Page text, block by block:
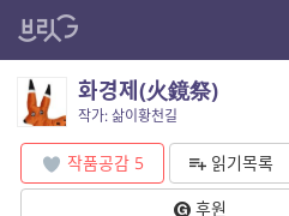
화경제(火鏡祭)
작가: 삶이황천길
작품공감 5 읽기목록
후원